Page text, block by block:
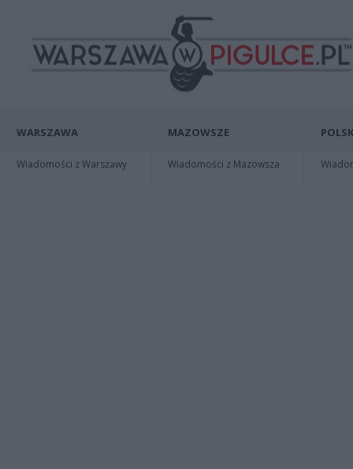
WARSZAWA
Wiadomości z Warszawy
MAZOWSZE
Wiadomości z Mazowsza